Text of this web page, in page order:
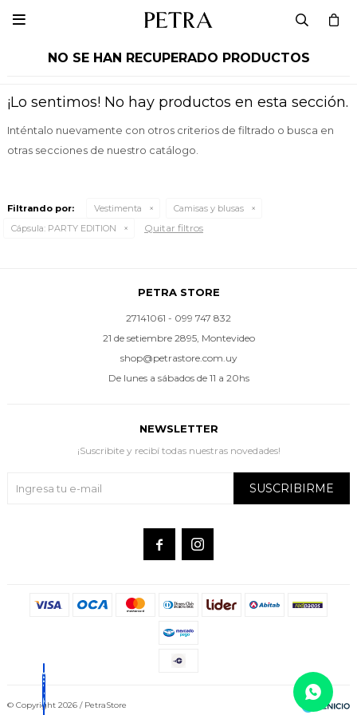

NO SE HAN RECUPERADO PRODUCTOS
¡Lo sentimos! No hay productos en esta sección.
Inténtalo nuevamente con otros criterios de filtrado o busca en
otras secciones de nuestro catálogo.
Filtrando por: Vestimenta
Camisas y blusas
Cápsula: PARTY EDITION Quitar filtros
PETRA STORE
27141061 - 099 747 832
21 de setiembre 2895, Montevideo
shop@petrastore.com.uy
De lunes a sábados de 11 a 20hs
NEWSLETTER
¡Suscribite y recibí todas nuestras novedades!
SUSCRIBIRME
 
© Copyright 2026 / PetraStore